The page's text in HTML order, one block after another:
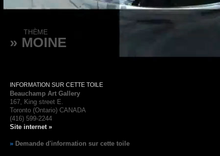
THÈME
» MOINE
INFORMATION SUR CETTE TOILE
Beauchamp Art Gallery
167, King street E.
Toronto (Ontario) CANADA
(416) 599-2244
Site internet »
» Demande d'information sur cette toile